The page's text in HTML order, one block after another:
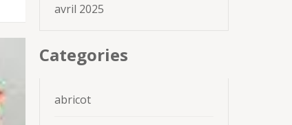
avril 2025
Categories
abricot